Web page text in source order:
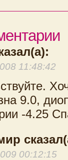
11:48:42
9.0,
-4.25
00:12:15